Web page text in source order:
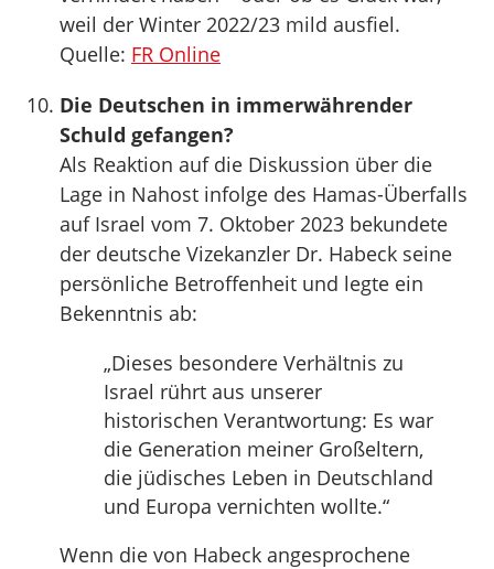
weil der Winter 2022/23 mild ausfiel.
Quelle: FR Online
Die Deutschen in immerwährender
Schuld gefangen?
Als Reaktion auf die Diskussion über die
Lage in Nahost infolge des Hamas-Überfalls
auf Israel vom 7. Oktober 2023 bekundete
der deutsche Vizekanzler Dr. Habeck seine
persönliche Betroffenheit und legte ein
Bekenntnis ab:
„Dieses besondere Verhältnis zu
Israel rührt aus unserer
historischen Verantwortung: Es war
die Generation meiner Großeltern,
die jüdisches Leben in Deutschland
und Europa vernichten wollte.“
Wenn die von Habeck angesprochene